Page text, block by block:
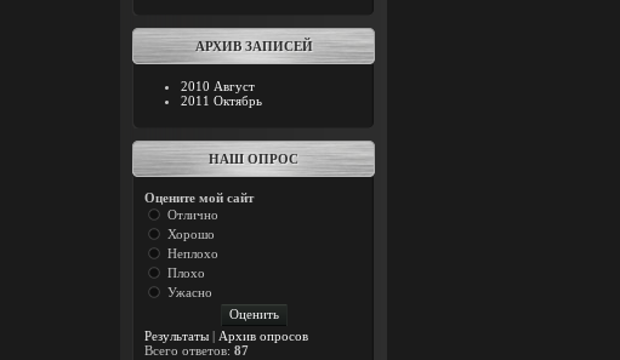
АРХИВ ЗАПИСЕЙ
2010 Август
2011 Октябрь
НАШ ОПРОС
Оцените мой сайт
Отлично
Хорошо
Неплохо
Плохо
Ужасно
Результаты | Архив опросов
Всего ответов: 87